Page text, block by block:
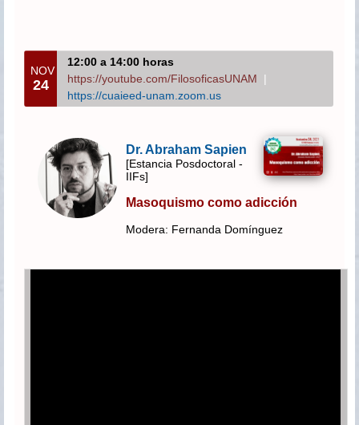
NOV
24
12:00 a 14:00 horas
https://youtube.com/FilosoficasUNAM
|
https://cuaieed-unam.zoom.us
Dr. Abraham Sapien
[Estancia Posdoctoral -
IIFs]
Masoquismo como adicción
Modera: Fernanda Domínguez